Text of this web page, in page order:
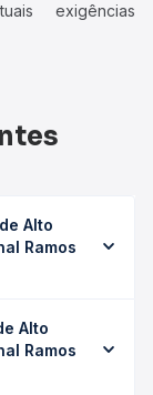
exigências
Alto
Ramos
24h 28min,
serviço
de
Alto
Ramos